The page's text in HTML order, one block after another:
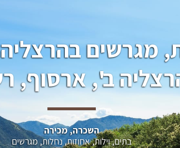
ב', ארסוף,
השכרה, מכירה
בתים, וילות, אחוזות, נחלות, מגרשים